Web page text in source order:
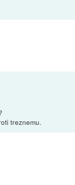
treznemu.